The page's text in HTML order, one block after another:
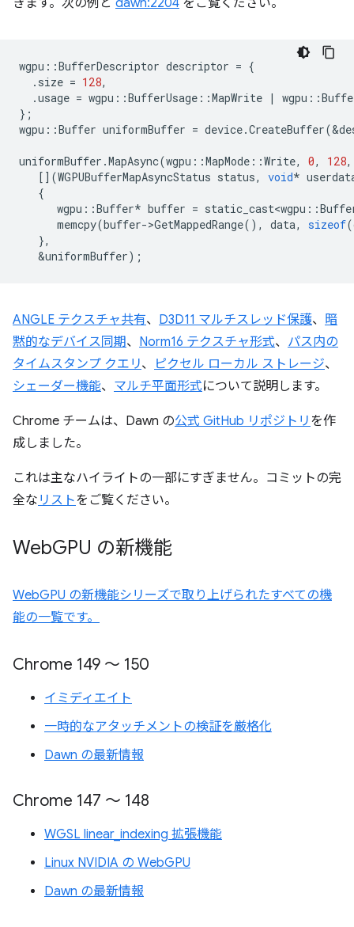
wgpu ::BufferDescriptor descriptor = {
. size = 128,
.usage = wgpu ::BufferUsage ::MapWrite | wgpu ::
};
wgpu ::Buffer uniformBuffer = device.CreateBuffer(&
uniformBuffer .MapAsync(wgpu ::MapMode ::Write, 0, 128,
[](WGPUBufferMapAsyncStatus status, void*
{
wgpu ::Buffer* buffer = static_cast<wgpu ::
memcpy(buffer->GetMappedRange(), data, sizeof(
},
&uniformBuffer);
ANGLE テクスチャ共有、 D3D11 マルチスレッド保護、 暗
黙的なデバイス同期、 Norm16 テクスチャ形式、 パス内の
タイムスタンプ クエリ、 ピクセル ローカル ストレージ、
シェーダー機能、 マルチ平面形式について説明します。
Chrome チームは、Dawn の公式 GitHub リポジトリ を作
成しました。
これは主なハイライトの一部にすぎません。コミットの完
全な リストをご覧ください。
WebGPU の新機能
WebGPU の新機能シリーズで取り上げられたすべての機
能の一覧です。
Chrome 149 ～ 150
イミディエイト
一時的なアタッチメントの検証を厳格化
Dawn の最新情報
Chrome 147 ～ 148
WGSL linear_indexing 拡張機能
Linux NVIDIA の WebGPU
Dawn の最新情報